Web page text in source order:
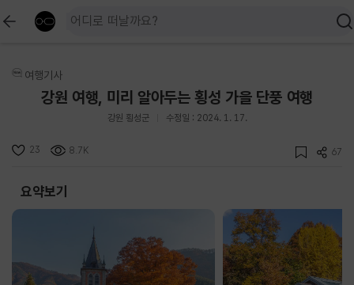
여행기사
강원 여행, 미리 알아두는 횡성 가을 단풍 여행
강원 횡성군 수정일 : 2024. 1. 17.
23 8.7K 67
요약보기